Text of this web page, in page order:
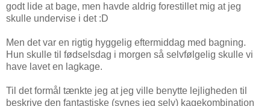
godt lide at bage, men havde aldrig forestillet mig at jeg
skulle undervise i det :D
Men det var en rigtig hyggelig eftermiddag med bagning.
Hun skulle til fødselsdag i morgen så selvfølgelig skulle vi
have lavet en lagkage.
Til det formål tænkte jeg at jeg ville benytte lejligheden til
beskrive den fantastiske (synes jeg selv) kagekombination